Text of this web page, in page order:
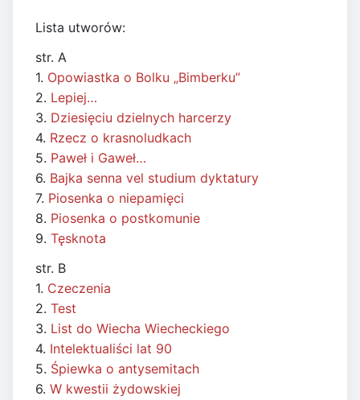
Lista utworów:
str. A
1. Opowiastka o Bolku „Bimberku”
2. Lepiej…
3. Dziesięciu dzielnych harcerzy
4. Rzecz o krasnoludkach
5. Paweł i Gaweł…
6. Bajka senna vel studium dyktatury
7. Piosenka o niepamięci
8. Piosenka o postkomunie
9. Tęsknota
str. B
1. Czeczenia
2. Test
3. List do Wiecha Wiecheckiego
4. Intelektualiści lat 90
5. Śpiewka o antysemitach
6. W kwestii żydowskiej